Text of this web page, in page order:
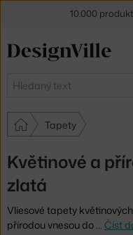
Hledat
Tapety
Květinové a
zlatá
Vliesové tapety
přírodou vnesou do … Číst
10.000
30